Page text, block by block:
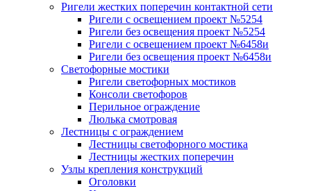
Ригели жестких поперечин контактной сети
Ригели с освещением проект №5254
Ригели без освещения проект №5254
Ригели с освещением проект №6458и
Ригели без освещения проект №6458и
Светофорные мостики
Ригели светофорных мостиков
Консоли светофоров
Перильное ограждение
Люлька смотровая
Лестницы с ограждением
Лестницы светофорного мостика
Лестницы жестких поперечин
Узлы крепления конструкций
Оголовки